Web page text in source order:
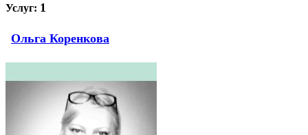
Услуг: 1
Ольга Коренкова